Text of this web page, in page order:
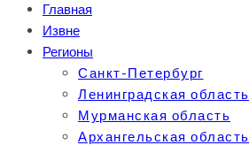
Главная
Извне
Регионы
Санкт-Петербург
Ленинградская область
Мурманская область
Архангельская область